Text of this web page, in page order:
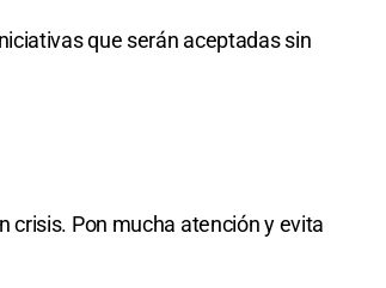
que serán aceptadas sin
crisis. Pon mucha atención y evita